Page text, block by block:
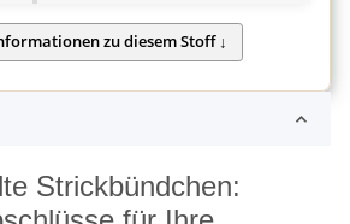
Strickbündchen: